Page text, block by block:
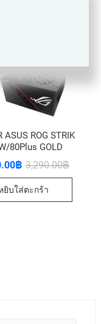
ASUS ROG STRIK
80Plus GOLD
3,290.00฿
฿
ยิบใส่ตะกร้า